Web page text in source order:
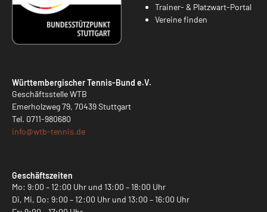
Trainer- & Platzwart-Portal
Vereine finden
Württembergischer Tennis-Bund e.V.
Geschäftsstelle WTB
Emerholzweg 79, 70439 Stuttgart
Tel. 0711-980680
info@wtb-tennis.de
Geschäftszeiten
Mo: 9:00 – 12:00 Uhr und 13:00 – 18:00 Uhr
Di, Mi, Do: 9:00 – 12:00 Uhr und 13:00 – 16:00 Uhr